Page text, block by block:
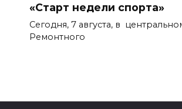
«Старт недели спорта»
Сегодня, 7 августа, в
Ремонтного